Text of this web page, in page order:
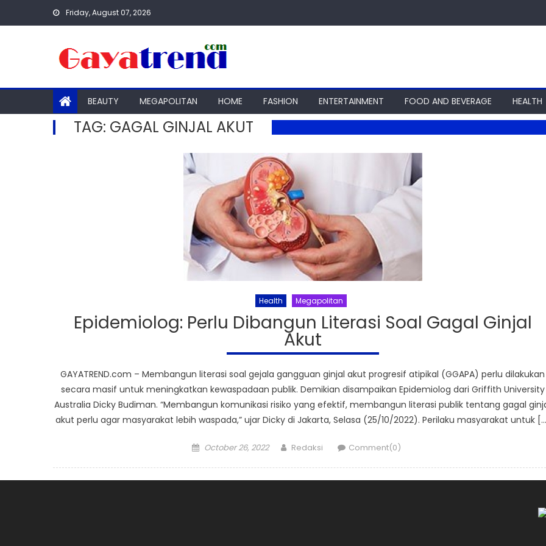
Friday, August 07, 2026
BEAUTY MEGAPOLITAN HOME FASHION ENTERTAINMENT FOOD AND BEVERAGE HEALTH
TAG: GAGAL GINJAL AKUT
Health Megapolitan
Epidemiolog: Perlu Dibangun Literasi Soal Gagal Ginjal
Akut
GAYATREND.com – Membangun literasi soal gejala gangguan ginjal akut progresif atipikal (GGAPA) perlu dilakukan
secara masif untuk meningkatkan kewaspadaan publik. Demikian disampaikan Epidemiolog dari Griffith University
Australia Dicky Budiman. “Membangun komunikasi risiko yang efektif, membangun literasi publik tentang gagal
akut perlu agar masyarakat lebih waspada,” ujar Dicky di Jakarta, Selasa (25/10/2022). Perilaku masyarakat untuk
Posted
October 26, 2022 Author
Redaksi Comment(0)